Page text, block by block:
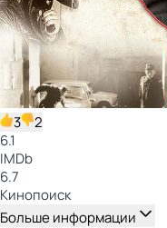
3
2
6.1
IMDb
6.7
Кинопоиск
Больше информации